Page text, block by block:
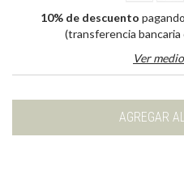
10% de descuento
(transferencia
Ver